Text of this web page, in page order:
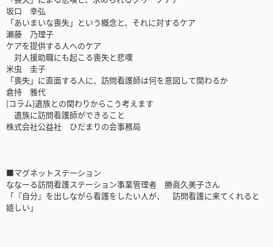
坂口 幸弘
「あいまいな喪失」という概念と、それに対するケア
瀬藤 乃理子
ケアを提供する人へのケア
対人援助職にも起こる喪失と悲嘆
米虫 圭子
「喪失」に直面する人に、訪問看護師は何を意図して関わるか
倉持 雅代
[コラム]遺族との関わりからこう考えます
遺族に訪問看護師ができること
株式会社公益社 ひだまりの会事務局
■マグネットステーション
ななーる訪問看護ステーション事業管理者 勝眞久美子さん
「『自分』を出しながら看護をしたい人が、 訪問看護に来てくれると
嬉しい」